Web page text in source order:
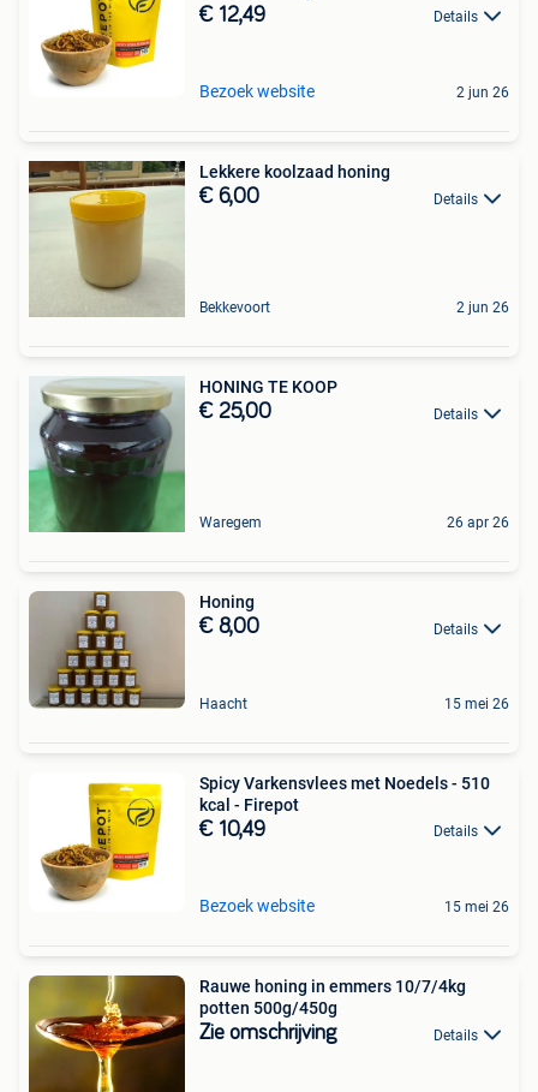
€ 12,49 Details
Bezoek website 2 jun 26
Lekkere koolzaad honing
€ 6,00 Details
Bekkevoort 2 jun 26
HONING TE KOOP
€ 25,00 Details
Waregem 26 apr 26
Honing
€ 8,00 Details
Haacht 15 mei 26
Spicy Varkensvlees met Noedels - 510
kcal - Firepot
€ 10,49 Details
Bezoek website 15 mei 26
Rauwe honing in emmers 10/7/4kg
potten 500g/450g
Zie omschrijving Details